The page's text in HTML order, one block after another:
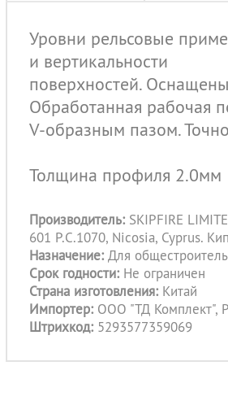
Уровни рельсовые
и вертикальности
поверхностей.
Обработанная рабочая
V-образным пазом.
Толщина профиля 2.0мм
Производитель: SKIPFIRE
601 P.C.1070, Nicosia, Cyprus.
Назначение: Для
Срок годности: Не ограничен
Страна изготовления: Китай
Импортер: ООО "ТД Комплект",
Штрихкод: 5293577359069